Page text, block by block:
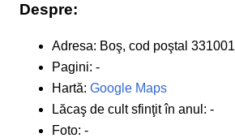
Despre:
Adresa: Boş, cod poştal 331001
Pagini: -
Hartă: Google Maps
Lăcaş de cult sfinţit în anul: -
Foto: -